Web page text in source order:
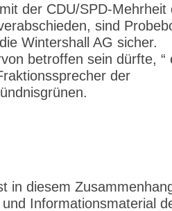
der CDU/SPD-Mehrheit
sind
Wintershall AG sicher.
betroffen sein dürfte, “
der
in diesem
Informationsmaterial